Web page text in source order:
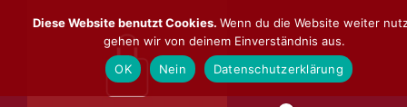
Inhalt
Diese Website benutzt Cookies. Wenn du die Website weiter
gehen wir von deinem Einverständnis aus.
OK
Nein Datenschutzerklärung